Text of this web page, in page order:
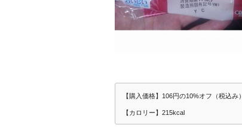
【購入価格】106円の10%オフ（税込み）
【カロリー】215kcal